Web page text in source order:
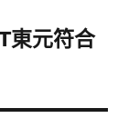
東元符合